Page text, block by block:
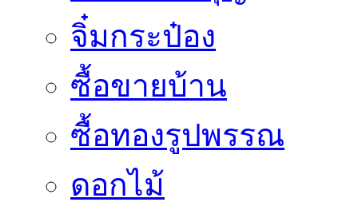
จิ๋มกระป๋อง
ซื้อขายบ้าน
ซื้อทองรูปพรรณ
ดอกไม้